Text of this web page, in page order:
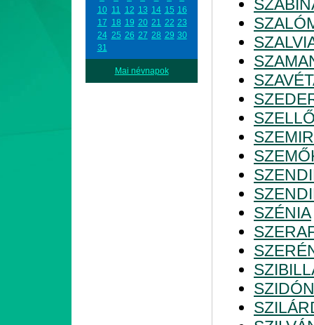
10 11 12 13 14 15 16
17 18 19 20 21 22 23
24 25 26 27 28 29 30
31
Mai névnapok
SZÉNIA